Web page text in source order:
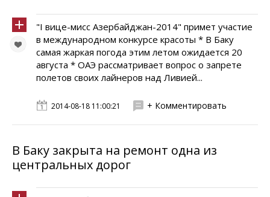
"I вице-мисс Азербайджан-2014" примет участие
в международном конкурсе красоты * В Баку
самая жаркая погода этим летом ожидается 20
августа * ОАЭ рассматривает вопрос о запрете
полетов своих лайнеров над Ливией...
2014-08-18 11:00:21 + Комментировать
В Баку закрыта на ремонт одна из
центральных дорог